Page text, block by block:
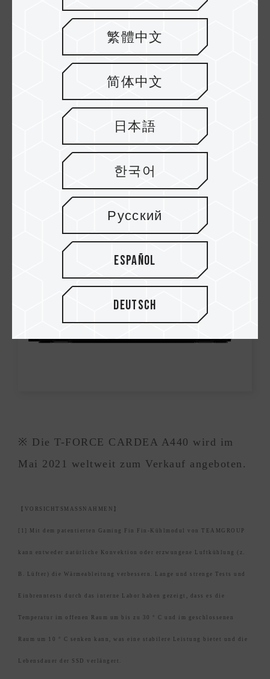
Wärmeableitungstechnologie und
hervorragende Haltbarkeit. Sie bietet
Benutzern die stabilste Erfahrung und hilft
ihnen, ihr volles Geschwindigkeitspotential
zu nutzen.
※ Die T-FORCE CARDEA A440 wird im
Mai 2021 weltweit zum Verkauf angeboten.
【VORSICHTSMASSNAHMEN】
[1] Mit dem patentierten Gaming Fin Fin-Kühlmodul von TEAMGROUP
kann entweder natürliche Konvektion oder erzwungene Luftkühlung (z.
B. Lüfter) die Wärmeableitung verbessern. Lange und strenge Tests und
Einbrenntests durch das interne Labor haben gezeigt, dass es die
Temperatur im offenen Raum um bis zu 30 ° C und im geschlossenen
Raum um 10 ° C senken kann, was eine stabilere Leistung bietet und die
Lebensdauer der SSD verlängert.
繁體中文
简体中文
日本語
한국어
Русский
Español
Deutsch